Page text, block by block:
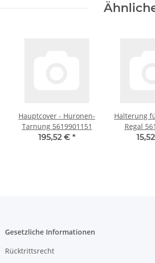
Hauptcover - Huronen-
Tarnung 5619901151
195,52 € *
Halterung
Regal
Gesetzliche Informationen
Rücktrittsrecht